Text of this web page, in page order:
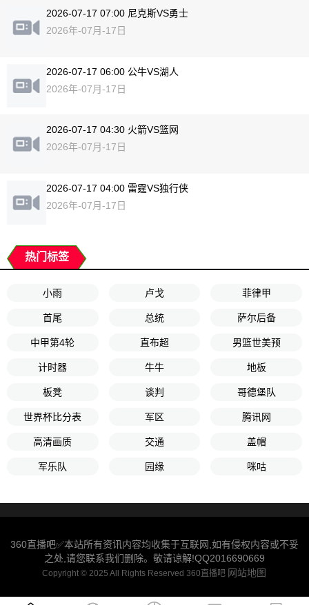
2026-07-17 07:00 尼克斯VS勇士
2026年-07月-17日
2026-07-17 06:00 公牛VS湖人
2026年-07月-17日
2026-07-17 04:30 火箭VS篮网
2026年-07月-17日
2026-07-17 04:00 雷霆VS独行侠
2026年-07月-17日
热门标签
小雨 卢戈 菲律甲
首尾 总统 萨尔后备
中甲第4轮 直布超 男篮世美预
计时器 牛牛 地板
板凳 谈判 哥德堡队
世界杯比分表 军区 腾讯网
高清画质 交通 盖帽
军乐队 园缘 咪咕
360直播吧✅本站所有资讯内容均收集于互联网,如有侵权内容或不妥
之处,请您联系我们删除。敬请谅解!QQ2016690669
Copyright © 2025 All Rights Reserved 360直播吧 网站地图